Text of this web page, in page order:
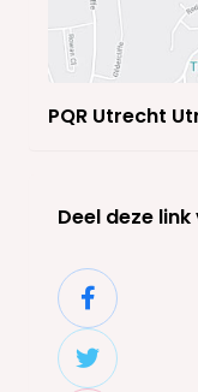
PQR Utrecht
Deel deze link